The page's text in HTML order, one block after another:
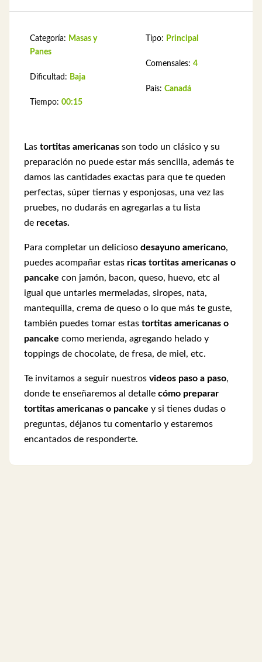
Categoría: Masas y
Panes
Dificultad: Baja
Tiempo: 00:15
Tipo: Principal
Comensales: 4
País: Canadá
Las tortitas americanas son todo un clásico y su
preparación no puede estar más sencilla, además te
damos las cantidades exactas para que te queden
perfectas, súper tiernas y esponjosas, una vez las
pruebes, no dudarás en agregarlas a tu lista
de recetas.
Para completar un delicioso desayuno americano,
puedes acompañar estas ricas tortitas americanas o
pancake con jamón, bacon, queso, huevo, etc al
igual que untarles mermeladas, siropes, nata,
mantequilla, crema de queso o lo que más te guste,
también puedes tomar estas tortitas americanas o
pancake como merienda, agregando helado y
toppings de chocolate, de fresa, de miel, etc.
Te invitamos a seguir nuestros videos paso a paso,
donde te enseñaremos al detalle cómo preparar
tortitas americanas o pancake y si tienes dudas o
preguntas, déjanos tu comentario y estaremos
encantados de responderte.